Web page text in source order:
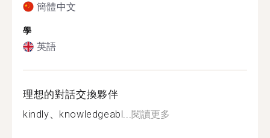
簡體中文
學
英語
理想的對話交換夥伴
kindly、knowledgeabl...閱讀更多